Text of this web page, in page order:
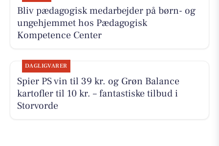
Bliv pædagogisk medarbejder på børn- og
ungehjemmet hos Pædagogisk
Kompetence Center
DAGLIGVARER
Spier PS vin til 39 kr. og Grøn Balance
kartofler til 10 kr. – fantastiske tilbud i
Storvorde